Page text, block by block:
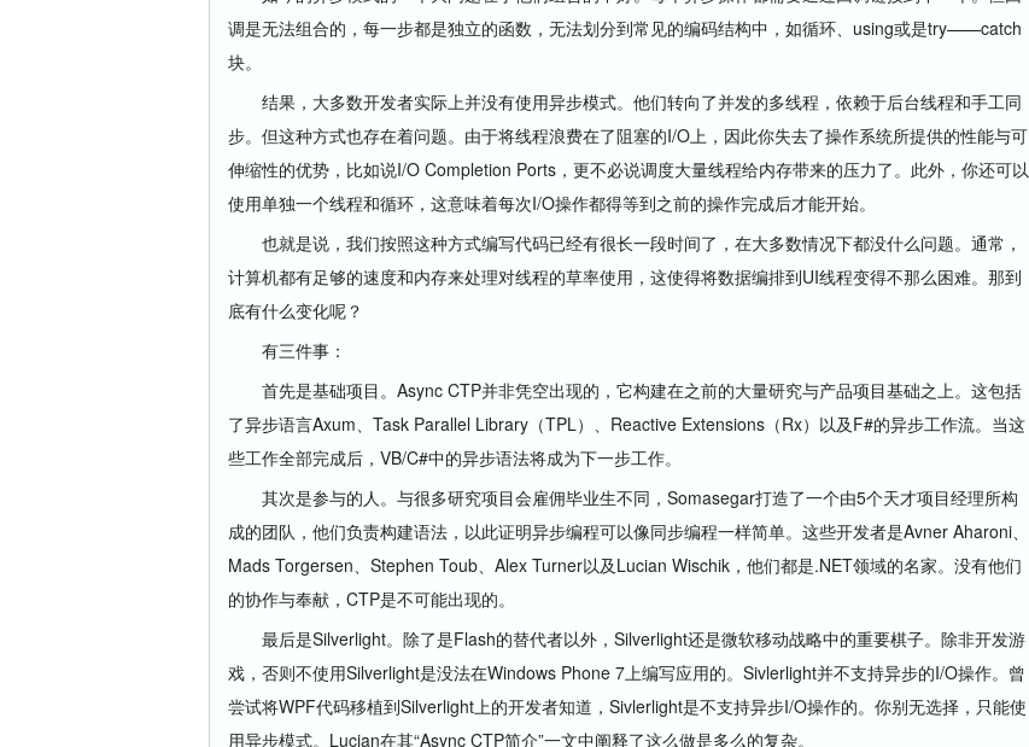
调是无法组合的，每一步都是独立的函数，无法划分到常见的编码结构中，如循环、using或是try——catch
块。
结果，大多数开发者实际上并没有使用异步模式。他们转向了并发的多线程，依赖于后台线程和手工同
步。但这种方式也存在着问题。由于将线程浪费在了阻塞的I/O上，因此你失去了操作系统所提供的性能与可
伸缩性的优势，比如说I/O Completion Ports，更不必说调度大量线程给内存带来的压力了。此外，你还可以
使用单独一个线程和循环，这意味着每次I/O操作都得等到之前的操作完成后才能开始。
也就是说，我们按照这种方式编写代码已经有很长一段时间了，在大多数情况下都没什么问题。通常，
计算机都有足够的速度和内存来处理对线程的草率使用，这使得将数据编排到UI线程变得不那么困难。那到
底有什么变化呢？
有三件事：
首先是基础项目。Async CTP并非凭空出现的，它构建在之前的大量研究与产品项目基础之上。这包括
了异步语言Axum、Task Parallel Library（TPL）、Reactive Extensions（Rx）以及F#的异步工作流。当这
些工作全部完成后，VB/C#中的异步语法将成为下一步工作。
其次是参与的人。与很多研究项目会雇佣毕业生不同，Somasegar打造了一个由5个天才项目经理所构
成的团队，他们负责构建语法，以此证明异步编程可以像同步编程一样简单。这些开发者是Avner Aharoni、
Mads Torgersen、Stephen Toub、Alex Turner以及Lucian Wischik，他们都是.NET领域的名家。没有他们
的协作与奉献，CTP是不可能出现的。
最后是Silverlight。除了是Flash的替代者以外，Silverlight还是微软移动战略中的重要棋子。除非开发游
戏，否则不使用Silverlight是没法在Windows Phone 7上编写应用的。Sivlerlight并不支持异步的I/O操作。曾
尝试将WPF代码移植到Silverlight上的开发者知道，Sivlerlight是不支持异步I/O操作的。你别无选择，只能使
用异步模式。Lucian在其“Async CTP简介”一文中阐释了这么做是多么的复杂。